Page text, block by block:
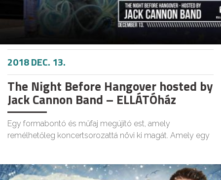
2018 DEC. 13.
The Night Before Hangover hosted by
Jack Cannon Band – ELLÁTÓház
Egy formabontó és műfaj megújító est, amely
remélhetőleg koncertsorozattá növi ki magát. Amely egy